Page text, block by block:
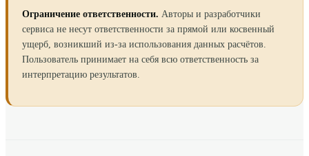
Ограничение ответственности. Авторы и разработчики
сервиса не несут ответственности за прямой или косвенный
ущерб, возникший из-за использования данных расчётов.
Пользователь принимает на себя всю ответственность за
интерпретацию результатов.